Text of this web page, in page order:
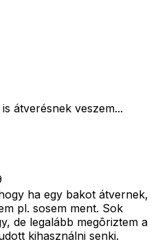
átverésnek veszem...
ha egy bakot átvernek,
pl. sosem ment. Sok
de legalább megõriztem a
kihasználni senki.